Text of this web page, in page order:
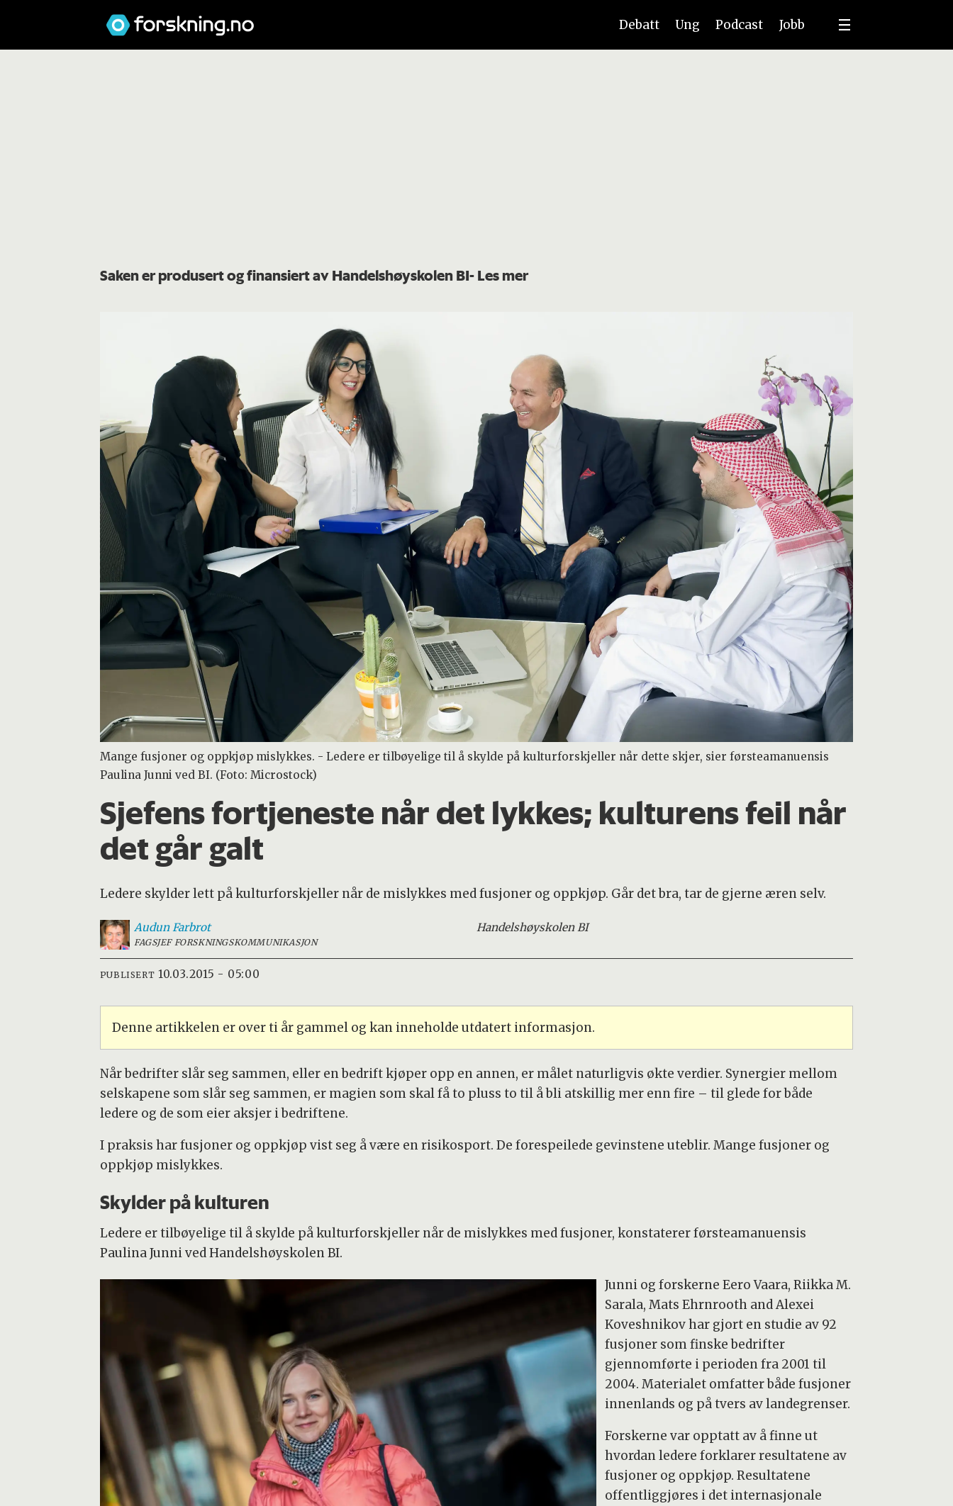
Debatt Ung Podcast Jobb
Saken er produsert og finansiert av Handelshøyskolen BI- Les mer
Mange fusjoner og oppkjøp mislykkes. - Ledere er tilbøyelige til å skylde på kulturforskjeller når dette skjer, sier førsteamanuensis
Paulina Junni ved BI. (Foto: Microstock)
Sjefens fortjeneste når det lykkes; kulturens feil når
det går galt
Ledere skylder lett på kulturforskjeller når de mislykkes med fusjoner og oppkjøp. Går det bra, tar de gjerne æren selv.
Audun Farbrot
FAGSJEF FORSKNINGSKOMMUNIKASJON
Handelshøyskolen BI
PUBLISERT 10.03.2015 - 05:00
Denne artikkelen er over ti år gammel og kan inneholde utdatert informasjon.
Når bedrifter slår seg sammen, eller en bedrift kjøper opp en annen, er målet naturligvis økte verdier. Synergier mellom
selskapene som slår seg sammen, er magien som skal få to pluss to til å bli atskillig mer enn fire – til glede for både
ledere og de som eier aksjer i bedriftene.
I praksis har fusjoner og oppkjøp vist seg å være en risikosport. De forespeilede gevinstene uteblir. Mange fusjoner og
oppkjøp mislykkes.
Skylder på kulturen
Ledere er tilbøyelige til å skylde på kulturforskjeller når de mislykkes med fusjoner, konstaterer førsteamanuensis
Paulina Junni ved Handelshøyskolen BI.
Junni og forskerne Eero Vaara, Riikka M.
Sarala, Mats Ehrnrooth and Alexei
Koveshnikov har gjort en studie av 92
fusjoner som finske bedrifter
gjennomførte i perioden fra 2001 til
2004. Materialet omfatter både fusjoner
innenlands og på tvers av landegrenser.
Forskerne var opptatt av å finne ut
hvordan ledere forklarer resultatene av
fusjoner og oppkjøp. Resultatene
offentliggjøres i det internasjonale